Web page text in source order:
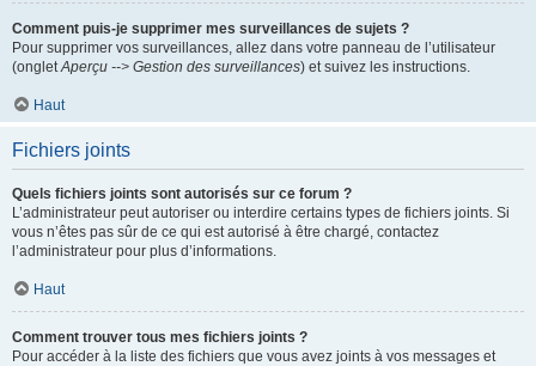
Comment puis-je supprimer mes surveillances de sujets ?
Pour supprimer vos surveillances, allez dans votre panneau de l’utilisateur
(ongletAperçu --> Gestion des surveillances) et suivez les instructions.
Haut
Fichiers joints
Quels fichiers joints sont autorisés sur ce forum ?
L’administrateur peut autoriser ou interdire certains types de fichiers joints. Si
vous n’êtes pas sûr de ce qui est autorisé à être chargé, contactez
l’administrateur pour plus d’informations.
Haut
Comment trouver tous mes fichiers joints ?
Pour accéder à la liste des fichiers que vous avez joints à vos messages et